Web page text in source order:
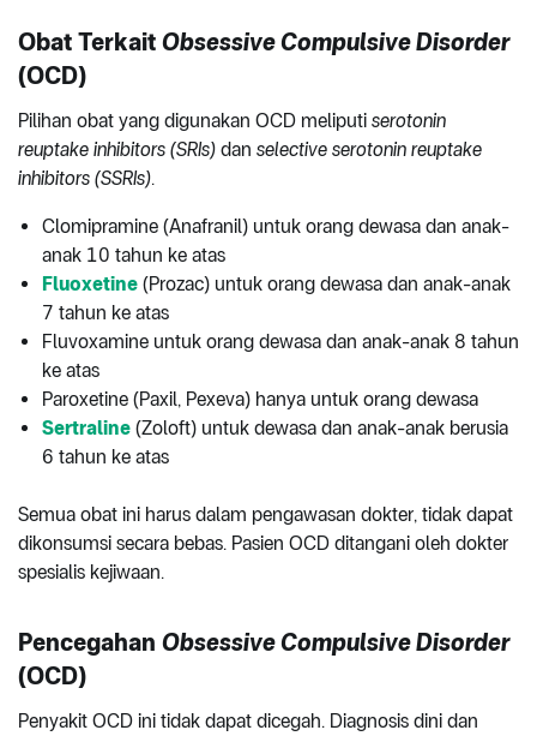
Obat Terkait Obsessive Compulsive Disorder
(OCD)
Pilihan obat yang digunakan OCD meliputi serotonin
reuptake inhibitors (SRIs) dan selective serotonin reuptake
inhibitors (SSRIs).
Clomipramine (Anafranil) untuk orang dewasa dan anak-
anak 10 tahun ke atas
Fluoxetine (Prozac) untuk orang dewasa dan anak-anak
7 tahun ke atas
Fluvoxamine untuk orang dewasa dan anak-anak 8 tahun
ke atas
Paroxetine (Paxil, Pexeva) hanya untuk orang dewasa
Sertraline (Zoloft) untuk dewasa dan anak-anak berusia
6 tahun ke atas
Semua obat ini harus dalam pengawasan dokter, tidak dapat
dikonsumsi secara bebas. Pasien OCD ditangani oleh dokter
spesialis kejiwaan.
Pencegahan Obsessive Compulsive Disorder
(OCD)
Penyakit OCD ini tidak dapat dicegah. Diagnosis dini dan